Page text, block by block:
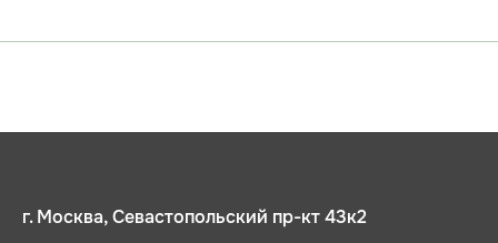
г. Москва, Севастопольский пр-кт 43к2